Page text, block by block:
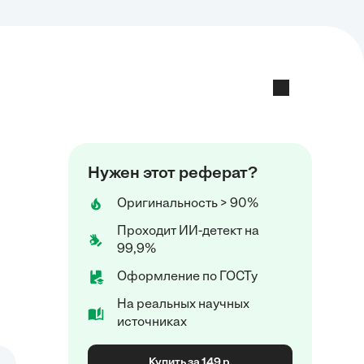
Нужен этот реферат?
Оригинальность > 90%
Проходит ИИ-детект на
99,9%
Оформление по ГОСТу
На реальных научных
источниках